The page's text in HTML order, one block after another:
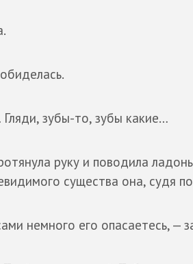
зубы-то, зубы какие…
руку и поводила
существа она, судя
немного его опасаетесь, —